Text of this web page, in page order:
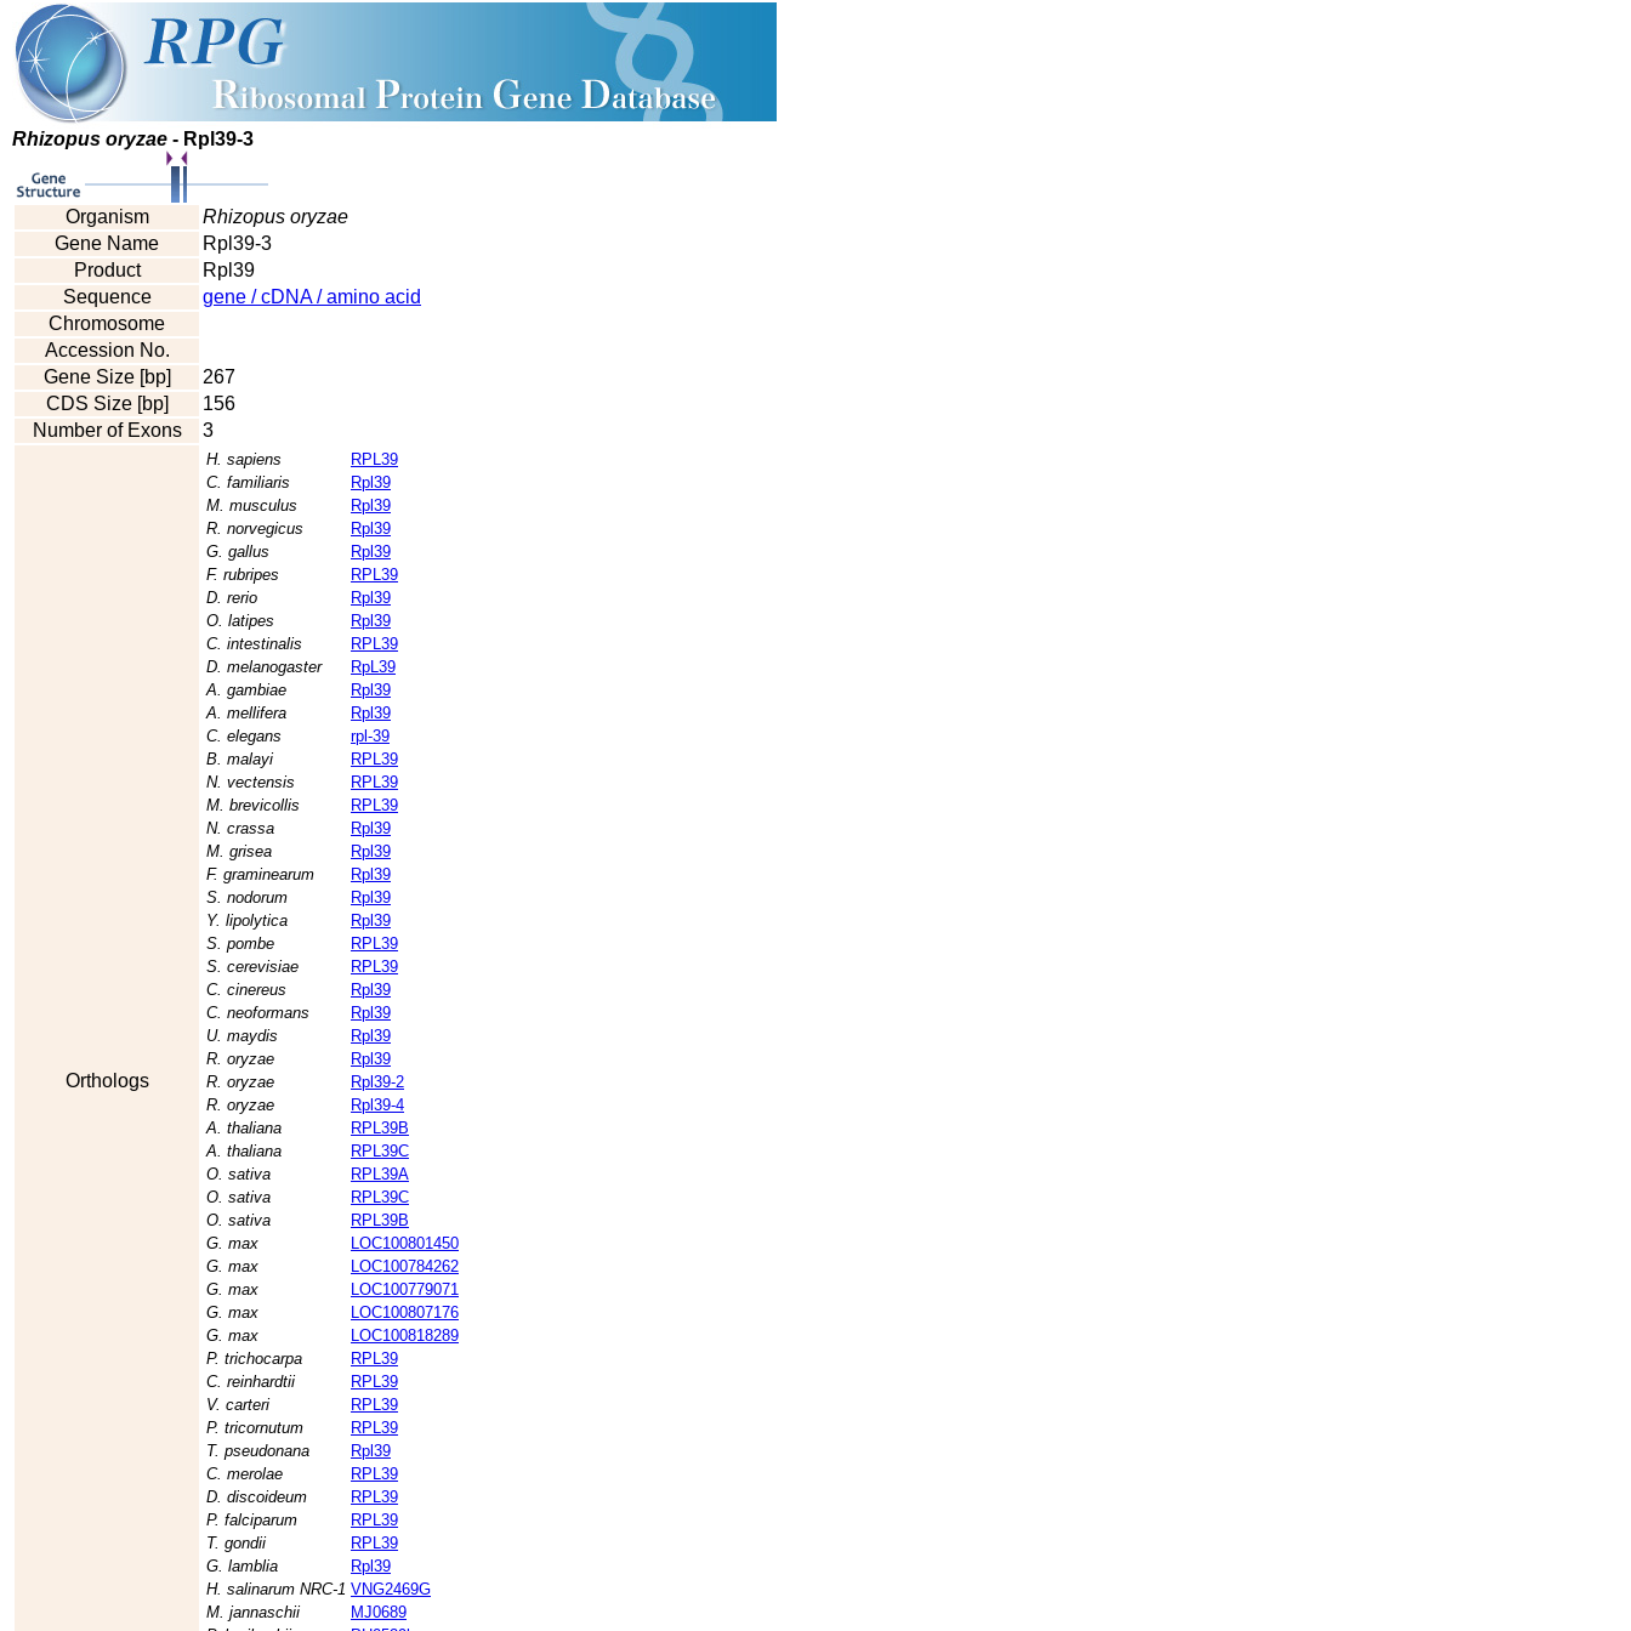
Rhizopus oryzae - Rpl39-3
Organism
Rhizopus oryzae
Gene Name
Rpl39-3
Product
Rpl39
Sequence
gene / cDNA / amino acid
Chromosome
Accession No.
Gene Size [bp]
267
CDS Size [bp]
156
Number of Exons
3
Orthologs
H. sapiens
RPL39
C. familiaris
Rpl39
M. musculus
Rpl39
R. norvegicus
Rpl39
G. gallus
Rpl39
F. rubripes
RPL39
D. rerio
Rpl39
O. latipes
Rpl39
C. intestinalis
RPL39
D. melanogaster
RpL39
A. gambiae
Rpl39
A. mellifera
Rpl39
C. elegans
rpl-39
B. malayi
RPL39
N. vectensis
RPL39
M. brevicollis
RPL39
N. crassa
Rpl39
M. grisea
Rpl39
F. graminearum
Rpl39
S. nodorum
Rpl39
Y. lipolytica
Rpl39
S. pombe
RPL39
S. cerevisiae
RPL39
C. cinereus
Rpl39
C. neoformans
Rpl39
U. maydis
Rpl39
R. oryzae
Rpl39
R. oryzae
Rpl39-2
R. oryzae
Rpl39-4
A. thaliana
RPL39B
A. thaliana
RPL39C
O. sativa
RPL39A
O. sativa
RPL39C
O. sativa
RPL39B
G. max
LOC100801450
G. max
LOC100784262
G. max
LOC100779071
G. max
LOC100807176
G. max
LOC100818289
P. trichocarpa
RPL39
C. reinhardtii
RPL39
V. carteri
RPL39
P. tricornutum
RPL39
T. pseudonana
Rpl39
C. merolae
RPL39
D. discoideum
RPL39
P. falciparum
RPL39
T. gondii
RPL39
G. lamblia
Rpl39
H. salinarum NRC-1 VNG2469G
M. jannaschii
MJ0689